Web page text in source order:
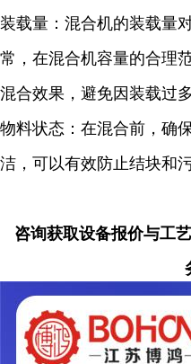
装载量：混合机的装载量
常，在混合机容量的合理
混合效果，避免因装载过
物料状态：在混合前，确
洁，可以有效防止结块和
咨询获取设备报价与工